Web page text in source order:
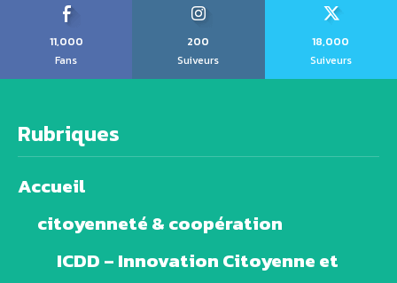
11,000
Fans
200
Suiveurs
18,000
Suiveurs
Rubriques
Accueil
citoyenneté & coopération
ICDD – Innovation Citoyenne et